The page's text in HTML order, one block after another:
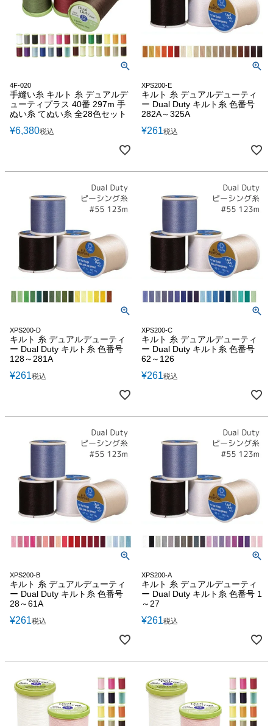
4F-020
手縫い糸 キルト 糸 デュアルデ
ューティプラス 40番 297m 手
ぬい糸 てぬい糸 全28色セット
¥6,380税込
XPS200-E
キルト 糸 デュアルデューティ
ー Dual Duty キルト糸 色番号
282A～325A
¥261税込
XPS200-D
キルト 糸 デュアルデューティ
ー Dual Duty キルト糸 色番号
128～281A
¥261税込
XPS200-C
キルト 糸 デュアルデューティ
ー Dual Duty キルト糸 色番号
62～126
¥261税込
XPS200-B
キルト 糸 デュアルデューティ
ー Dual Duty キルト糸 色番号
28～61A
¥261税込
XPS200-A
キルト 糸 デュアルデューティ
ー Dual Duty キルト糸 色番号 1
～27
¥261税込